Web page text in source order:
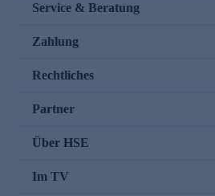
Service & Beratung
Zahlung
Rechtliches
Partner
Über HSE
Im TV